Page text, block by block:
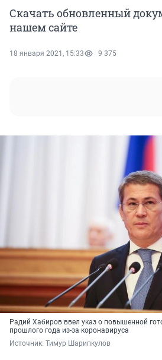
Скачать обновленный
нашем сайте
18 января 2021, 15:33 9 375
Радий Хабиров ввел указ о повышенной
прошлого года из-за коронавируса
Источник: Тимур Шарипкулов